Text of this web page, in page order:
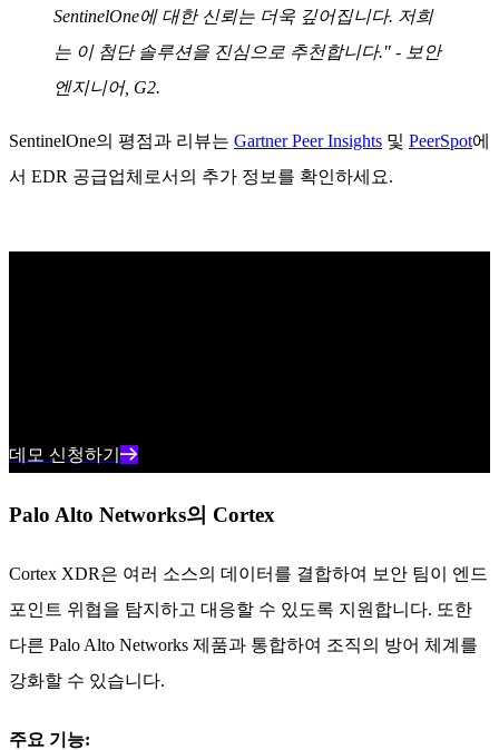
SentinelOne에 대한 신뢰는 더욱 깊어집니다. 저희
는 이 첨단 솔루션을 진심으로 추천합니다." - 보안
엔지니어, G2.
SentinelOne의 평점과 리뷰는 Gartner Peer Insights 및 PeerSpot에
서 EDR 공급업체로서의 추가 정보를 확인하세요.
데모 신청하기
Palo Alto Networks의 Cortex
Cortex XDR은 여러 소스의 데이터를 결합하여 보안 팀이 엔드
포인트 위협을 탐지하고 대응할 수 있도록 지원합니다. 또한
다른 Palo Alto Networks 제품과 통합하여 조직의 방어 체계를
강화할 수 있습니다.
주요 기능: